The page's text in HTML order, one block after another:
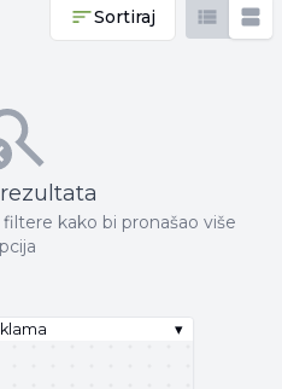
Sortiraj
kako bi pronašao više
▾